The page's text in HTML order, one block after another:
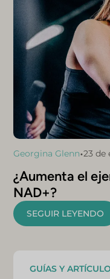
Georgina Glenn•23 de
¿Aumenta el
NAD+?
SEGUIR LEYENDO
GUÍAS Y